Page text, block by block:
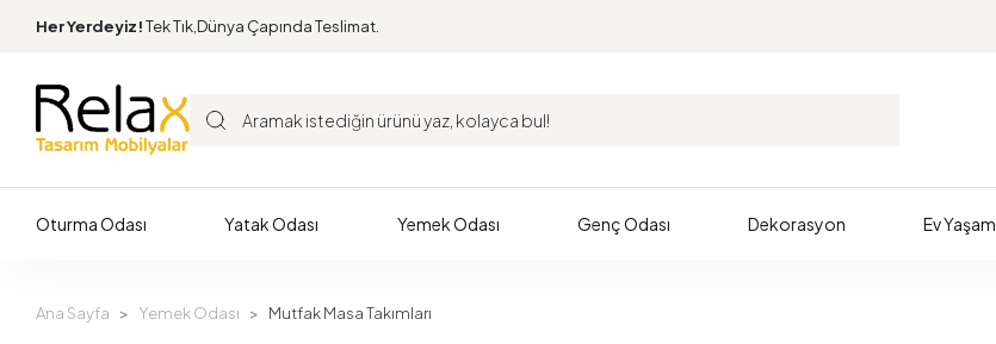
Her Yerdeyiz!Tek Tık,Dünya Çapında Teslimat.
Oturma Odası Yatak Odası Yemek Odası Genç Odası Dekorasyon Ev Yaşam
Ana Sayfa Yemek Odası Mutfak Masa Takımları